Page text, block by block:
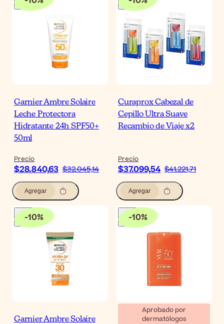
Garnier Ambre Solaire
Leche Protectora
Hidratante 24h SPF50+
50ml
Precio
$28.840,63 $32.045,14
Agregar
Curaprox Cabezal de
Cepillo Ultra Suave
Recambio de Viaje x2
Precio
$37.099,54 $41.221,71
Agregar
-10%
Garnier Ambre Solaire
-10%
Aprobado por
dermatólogos
SVR Sun Secure